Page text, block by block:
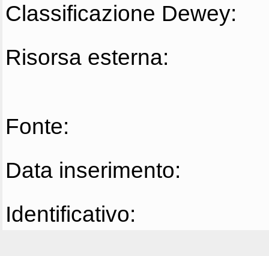
Classificazione Dewey:
Risorsa esterna:
Fonte:
Data inserimento:
Identificativo: